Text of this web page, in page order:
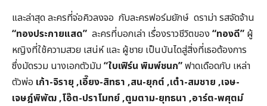
และล่าสุด ละครที่จ่อคิวลงจอ กับละครฟอร์มยักษ์ ดราม่า รสจัดจ้าน
“ทองประกายแสด” ละครที่บอกเล่า เรื่องราวชีวิตของ “ทองดี” ผู้
หญิงที่ใช้ความสวย เสน่ห์ และ ผู้ชาย เป็นบันไดสู่สิ่งที่เธอต้องการ
ซึ่งมัดรวม นางเอกตัวมัม“ใบเฟิร์น พิมพ์ชนก”ฟาดเดือดกับ เหล่า
ตัวพ่อ เก้า-จิรายุ,เอี๊ยง-สิทธา ,สน-ยุกต์ ,เต๋า-สมชาย ,เจษ-
เจษฎ์พิพัฒ,โอ๊ต-ปราโมทย์,ตูมตาม-ยุทธนา ,อาร์ต-พศุตม์